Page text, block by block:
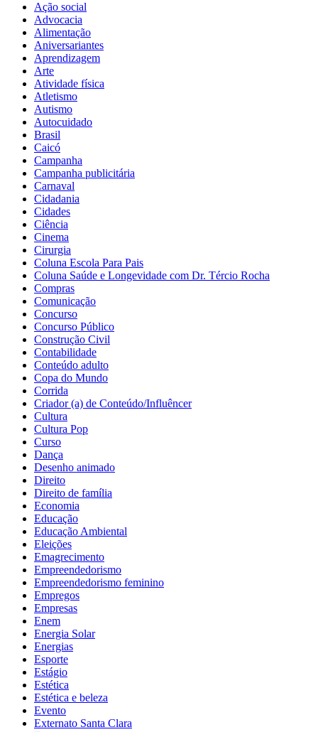
Ação social
Advocacia
Alimentação
Aniversariantes
Aprendizagem
Arte
Atividade física
Atletismo
Autismo
Autocuidado
Brasil
Caicó
Campanha
Campanha publicitária
Carnaval
Cidadania
Cidades
Ciência
Cinema
Cirurgia
Coluna Escola Para Pais
Coluna Saúde e Longevidade com Dr. Tércio Rocha
Compras
Comunicação
Concurso
Concurso Público
Construção Civil
Contabilidade
Conteúdo adulto
Copa do Mundo
Corrida
Criador (a) de Conteúdo/Influêncer
Cultura
Cultura Pop
Curso
Dança
Desenho animado
Direito
Direito de família
Economia
Educação
Educação Ambiental
Eleições
Emagrecimento
Empreendedorismo
Empreendedorismo feminino
Empregos
Empresas
Enem
Energia Solar
Energias
Esporte
Estágio
Estética
Estética e beleza
Evento
Externato Santa Clara